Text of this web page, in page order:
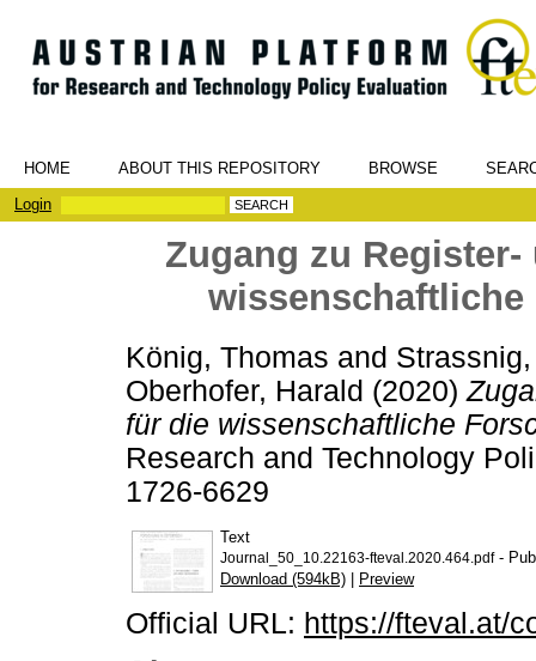
HOME ABOUT THIS REPOSITORY BROWSE
Login
Zugang zu
König, Thomas and
Oberhofer, Harald (2020)
für die wissenschaftliche
Research and Technology
1726-6629
Text
Journal_50_10.22163-fteval.2020.464.pdf-
Download (594kB) | Preview
Official URL: https://fteval.at/